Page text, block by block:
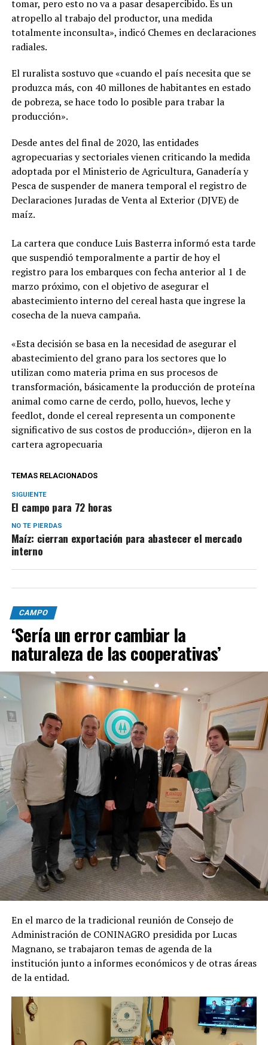
tomar, pero esto no va a pasar desapercibido. Es un
atropello al trabajo del productor, una medida
totalmente inconsulta», indicó Chemes en declaraciones
radiales.
El ruralista sostuvo que «cuando el país necesita que se
produzca más, con 40 millones de habitantes en estado
de pobreza, se hace todo lo posible para trabar la
producción».
Desde antes del final de 2020, las entidades
agropecuarias y sectoriales vienen criticando la medida
adoptada por el Ministerio de Agricultura, Ganadería y
Pesca de suspender de manera temporal el registro de
Declaraciones Juradas de Venta al Exterior (DJVE) de
maíz.
La cartera que conduce Luis Basterra informó esta tarde
que suspendió temporalmente a partir de hoy el
registro para los embarques con fecha anterior al 1 de
marzo próximo, con el objetivo de asegurar el
abastecimiento interno del cereal hasta que ingrese la
cosecha de la nueva campaña.
«Esta decisión se basa en la necesidad de asegurar el
abastecimiento del grano para los sectores que lo
utilizan como materia prima en sus procesos de
transformación, básicamente la producción de proteína
animal como carne de cerdo, pollo, huevos, leche y
feedlot, donde el cereal representa un componente
significativo de sus costos de producción», dijeron en la
cartera agropecuaria
TEMAS RELACIONADOS
SIGUIENTE
El campo para 72 horas
NO TE PIERDAS
Maíz: cierran exportación para abastecer el mercado
interno
CAMPO
‘Sería un error cambiar la
naturaleza de las cooperativas’
En el marco de la tradicional reunión de Consejo de
Administración de CONINAGRO presidida por Lucas
Magnano, se trabajaron temas de agenda de la
institución junto a informes económicos y de otras áreas
de la entidad.